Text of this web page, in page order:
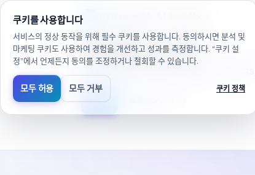
/ko/products/ai-sandbox/faq(으)로 이동했습니다
頁面載入失敗
這通常是開發環境的編譯/快取
重試
쿠키를 사용합니다
서비스의 정상 동작을 위해 필수 쿠키를 사용합니다. 동의하시면 분석 및
마케팅 쿠키도 사용하여 경험을 개선하고 성과를 측정합니다. “쿠키 설
정”에서 언제든지 동의를 조정하거나 철회할 수 있습니다.
모두 허용 모두 거부 쿠키 정책